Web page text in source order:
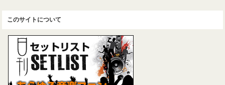
このサイトについて